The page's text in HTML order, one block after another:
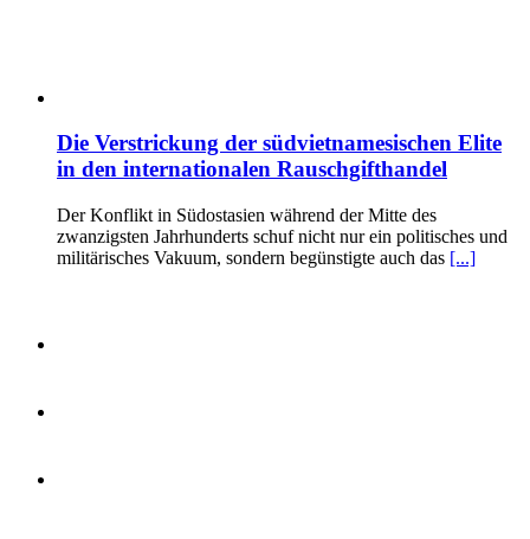
Die Verstrickung der südvietnamesischen Elite
in den internationalen Rauschgifthandel
Der Konflikt in Südostasien während der Mitte des
zwanzigsten Jahrhunderts schuf nicht nur ein politisches und
militärisches Vakuum, sondern begünstigte auch das [...]